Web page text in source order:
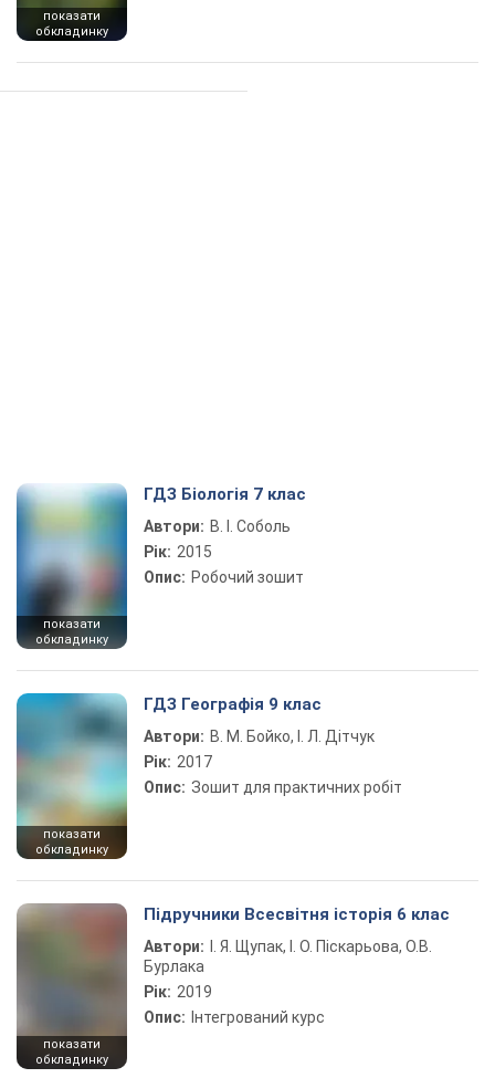
показати
обкладинку
показати
обкладинку
ГДЗ Біологія 7 клас
Автори: В. І. Соболь
Рік: 2015
Опис: Робочий зошит
показати
обкладинку
ГДЗ Географія 9 клас
Автори: В. М. Бойко, І. Л. Дітчук
Рік: 2017
Опис: Зошит для практичних робіт
показати
обкладинку
Підручники Всесвітня історія 6 клас
Автори:
І. Я. Щупак, І. О. Піскарьова, О.В.
Бурлака
Рік: 2019
Опис: Інтегрований курс